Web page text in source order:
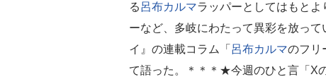
る呂布カルマラッパーとしてはもとよ
ーなど、多岐にわたって異彩を放って
イ』の連載コラム「 呂布カルマのフリ
て語った。＊＊＊★今週のひと言「X